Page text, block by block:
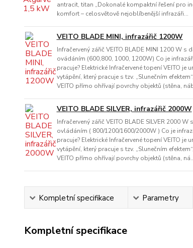
antracit, titan „Dokonalé kompaktní řešení pro
komfort – celosvětově nejoblíbenější infrazáři...
VEITO BLADE MINI, infrazářič 1200W
Infračervený zářič VEITO BLADE MINI 1200 W s
ovádáním (600,800, 1000, 1200W) Co je
pracuje? Elektrické Infračervené topení VEITO je
vytápění, který pracuje s tzv. „Slunečním
VEITO přímo ohřívají povrchy objektů (stěna,
VEITO BLADE SILVER, infrazářič 2000W
Infračervený zářič VEITO BLADE SILVER 2000
ovládáním ( 800/1200/1600/2000W ) Co je
pracuje? Elektrické Infračervené topení VEITO je
vytápění, který pracuje s tzv. „Slunečním
VEITO přímo ohřívají povrchy objektů (stěna,
Kompletní specifikace Parametry
Kompletní specifikace